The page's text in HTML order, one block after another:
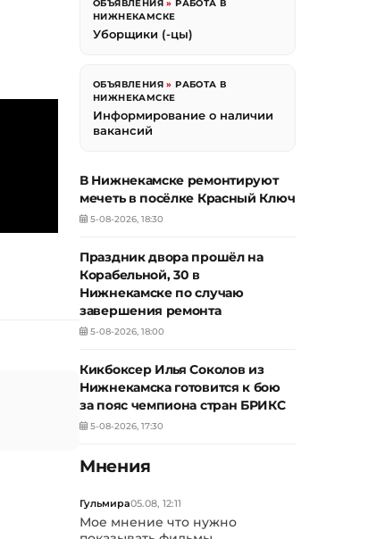
ОБЪЯВЛЕНИЯ »РАБОТА В
НИЖНЕКАМСКЕ
Уборщики (-цы)
ОБЪЯВЛЕНИЯ »РАБОТА В
НИЖНЕКАМСКЕ
Информирование о наличии
вакансий
В Нижнекамске ремонтируют
мечеть в посёлке Красный Ключ
5-08-2026, 18:30
Праздник двора прошёл на
Корабельной, 30 в
Нижнекамске по случаю
завершения ремонта
5-08-2026, 18:00
Кикбоксер Илья Соколов из
Нижнекамска готовится к бою
за пояс чемпиона стран БРИКС
5-08-2026, 17:30
Мнения
Гульмира05.08, 12:11
Мое мнение что нужно